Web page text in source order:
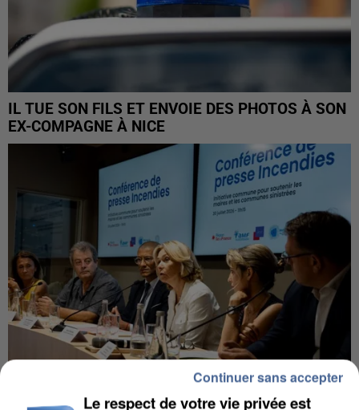
IL TUE SON FILS ET ENVOIE DES PHOTOS À SON
EX-COMPAGNE À NICE
Le respect de votre vie privée est
Continuer sans accepter